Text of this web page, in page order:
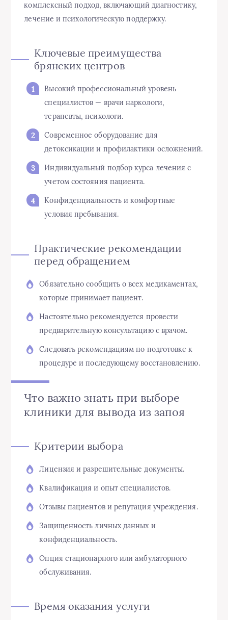
комплексный подход, включающий диагностику,
лечение и психологическую поддержку.
Ключевые преимущества
брянских центров
Высокий профессиональный уровень
специалистов — врачи наркологи,
терапевты, психологи.
Современное оборудование для
детоксикации и профилактики осложнений.
Индивидуальный подбор курса лечения с
учетом состояния пациента.
Конфиденциальность и комфортные
условия пребывания.
Практические рекомендации
перед обращением
Обязательно сообщить о всех медикаментах,
которые принимает пациент.
Настоятельно рекомендуется провести
предварительную консультацию с врачом.
Следовать рекомендациям по подготовке к
процедуре и последующему восстановлению.
Что важно знать при выборе
клиники для вывода из запоя
Критерии выбора
Лицензия и разрешительные документы.
Квалификация и опыт специалистов.
Отзывы пациентов и репутация учреждения.
Защищенность личных данных и
конфиденциальность.
Опция стационарного или амбулаторного
обслуживания.
Время оказания услуги